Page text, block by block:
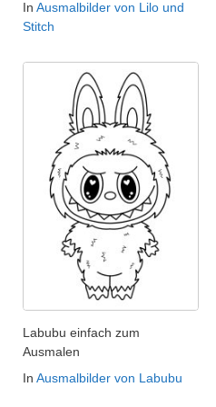
In Ausmalbilder von Lilo und
Stitch
Labubu einfach zum
Ausmalen
In Ausmalbilder von Labubu